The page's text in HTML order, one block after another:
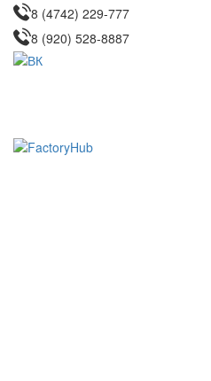
8 (4742) 229-777
8 (920) 528-8887